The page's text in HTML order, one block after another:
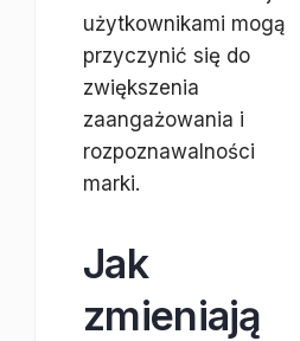
użytkownikami mogą
przyczynić się do
zwiększenia
zaangażowania i
rozpoznawalności
marki.
Jak
zmieniają